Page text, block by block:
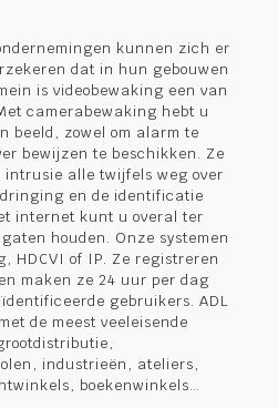
kunnen zich er
dat in hun gebouwen
is videobewaking een van
camerabewaking hebt u
beeld, zowel om alarm te
bewijzen te beschikken. Ze
intrusie alle twijfels weg over
en de identificatie
internet kunt u overal ter
houden. Onze systemen
HDCVI of IP. Ze registreren
maken ze 24 uur per dag
gebruikers. ADL
de meest veeleisende
industrieën, ateliers,
boekenwinkels…